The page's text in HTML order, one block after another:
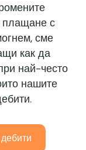
плащане с
сме
как да
най-често
нашите